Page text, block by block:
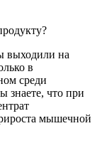
выходили на
в
среди
знаете, что при
мышечной